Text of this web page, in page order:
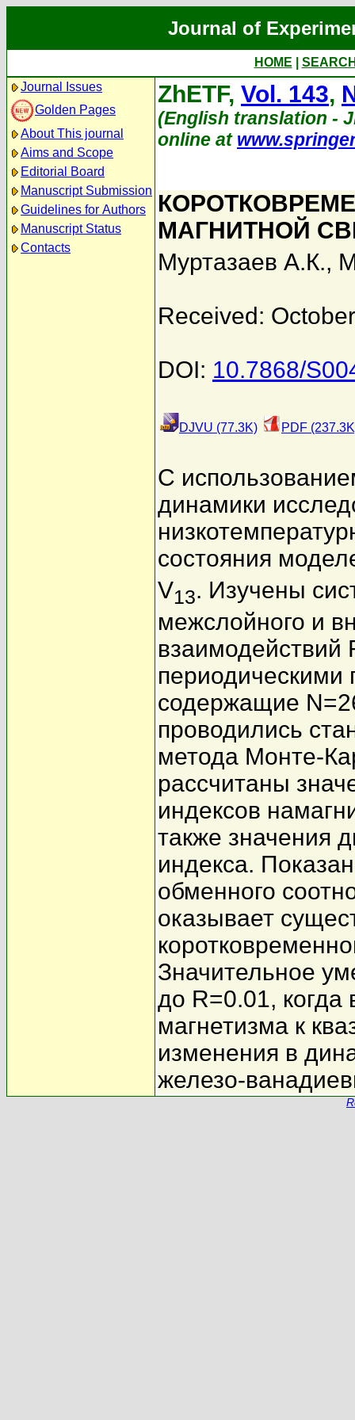
Journal of
HOME
Journal Issues
Golden Pages
About This journal
Aims and Scope
Editorial Board
Manuscript Submission
Guidelines for Authors
Manuscript Status
Contacts
ZhETF, Vol. 143,
(English translation -
online at
МАГНИТНОЙ
Муртазаев А.К.,
Received:
DOI: 10.7868/
DJVU (77.3K) PDF
С
динамики
состояния
V13. Изучены
межслойного и
взаимодействий
периодическими
содержащие
проводились
метода Монте-
рассчитаны
индексов
также значения
индекса.
обменного
оказывает
Значительное
до R=0.01, когда
магнетизма к
изменения в
железо-